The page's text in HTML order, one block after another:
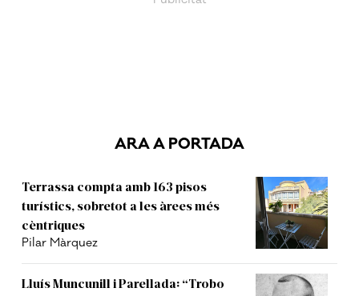
ARA A PORTADA
Terrassa compta amb 163 pisos
turístics, sobretot a les àrees més
cèntriques
Pilar Màrquez
Lluís Muncunill i Parellada: “Trobo